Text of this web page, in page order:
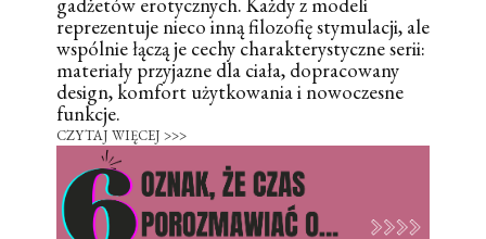
reprezentuje nieco inną filozofię stymulacji, ale
wspólnie łączą je cechy charakterystyczne serii:
materiały przyjazne dla ciała, dopracowany
design, komfort użytkowania i nowoczesne
funkcje.
CZYTAJ WIĘCEJ >>>